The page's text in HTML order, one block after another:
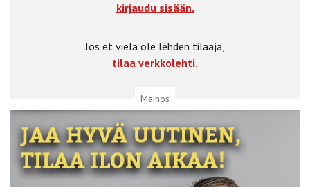
kirjaudu sisään.
Jos et vielä ole lehden tilaaja,
tilaa verkkolehti.
Mainos